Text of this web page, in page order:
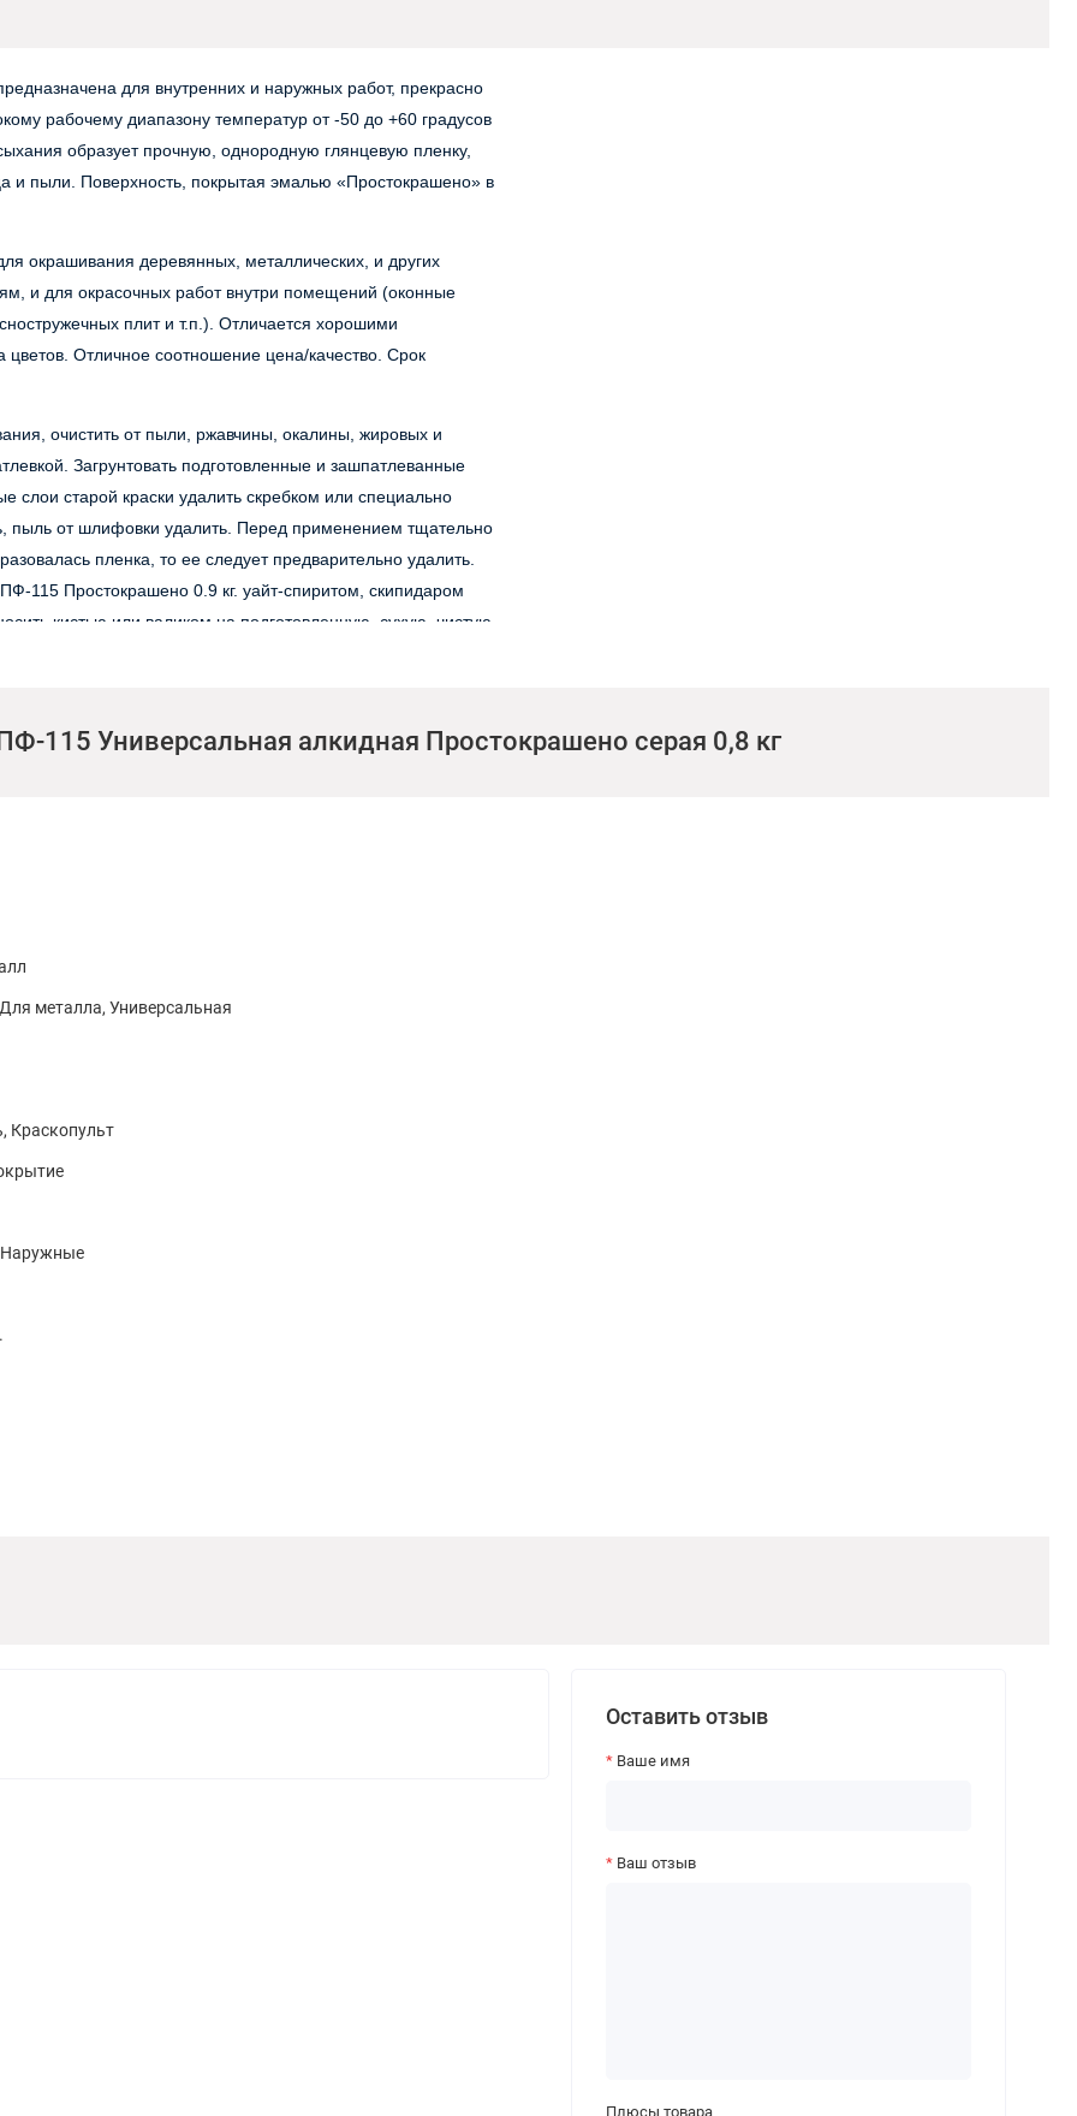
для внутренних и наружных работ, прекрасно
рабочему диапазону температур от -50 до +60 градусов
образует прочную, однородную глянцевую пленку,
и пыли. Поверхность, покрытая эмалью «Простокрашено» в
окрашивания деревянных, металлических, и других
и для окрасочных работ внутри помещений (оконные
плит и т.п.). Отличается хорошими
Отличное соотношение цена/качество. Срок
очистить от пыли, ржавчины, окалины, жировых и
Загрунтовать подготовленные и зашпатлеванные
слои старой краски удалить скребком или специально
пыль от шлифовки удалить. Перед применением тщательно
пленка, то ее следует предварительно удалить.
115 Простокрашено 0.9 кг. уайт-спиритом, скипидаром
кистью или валиком на подготовленную, сухую, чистую
дыхания рекомендуется пользоваться респиратором.
115 Универсальная алкидная Простокрашено серая 0,8 кг
металла, Универсальная
Краскопульт
Наружные
Оставить отзыв
Ваше имя
Ваш отзыв
Плюсы товара